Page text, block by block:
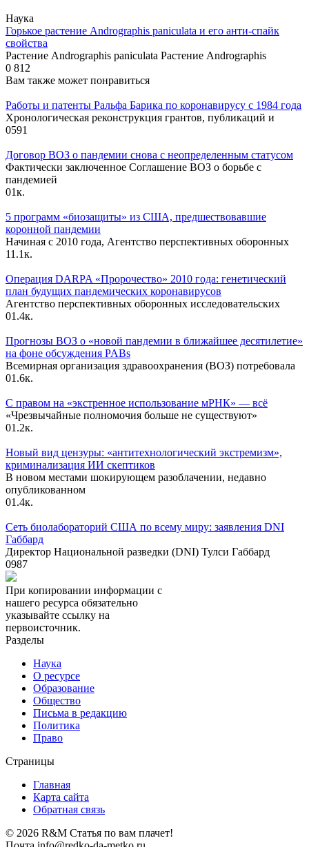
Наука
Горькое растение Andrographis paniculata и его анти-спайк
свойства
Растение Andrographis paniculata Растение Andrographis
0 812
Вам также может понравиться
Работы и патенты Ральфа Барика по коронавирусу с 1984 года
Хронологическая реконструкция грантов, публикаций и
0591
Договор ВОЗ о пандемии снова с неопределенным статусом
Фактически заключенное Соглашение ВОЗ о борьбе с
пандемией
01к.
5 программ «биозащиты» из США, предшествовавшие
коронной пандемии
Начиная с 2010 года, Агентство перспективных оборонных
11.1к.
Операция DARPA «Пророчество» 2010 года: генетический
план будущих пандемических коронавирусов
Агентство перспективных оборонных исследовательских
01.4к.
Прогнозы ВОЗ о «новой пандемии в ближайшее десятилетие»
на фоне обсуждения PABs
Всемирная организация здравоохранения (ВОЗ) потребовала
01.6к.
С правом на «экстренное использование мРНК» — всё
«Чрезвычайные полномочия больше не существуют»
01.2к.
Новый вид цензуры: «антитехнологический экстремизм»,
криминализация ИИ скептиков
В новом местами шокирующем разоблачении, недавно
опубликованном
01.4к.
Сеть биолабораторий США по всему миру: заявления DNI
Габбард
Директор Национальной разведки (DNI) Тулси Габбард
0987
При копировании информации с
нашего ресурса обязательно
указывайте ссылку на
первоисточник.
Разделы
Наука
О ресурсе
Образование
Общество
Письма в редакцию
Политика
Право
Страницы
Главная
Карта сайта
Обратная связь
© 2026 R&M Статья по вам плачет!